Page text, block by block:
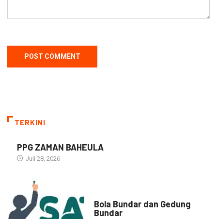
TERKINI
PPG ZAMAN BAHEULA
Juli 28, 2026
Bola Bundar dan Gedung
Bundar